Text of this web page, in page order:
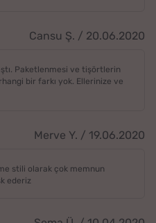
Cansu Ş. / 20.06.2020
Paketlenmesi ve tişörtlerin
bir farkı yok. Ellerinize ve
Merve Y. / 19.06.2020
stili olarak çok memnun
ederiz